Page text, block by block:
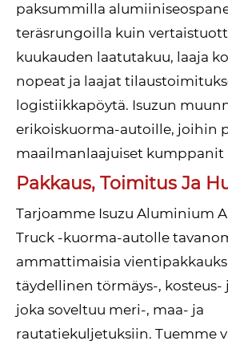
paksummilla
teräsrungoilla kuin
kuukauden laatutakuu, laaja
nopeat ja laajat
logistiikkapöytä. Isuzun
erikoiskuorma-autoille, joihin
maailmanlaajuiset kumppanit
Pakkaus, Toimitus Ja
Tarjoamme Isuzu Aluminium
Truck -kuorma-autolle
ammattimaisia
täydellinen törmäys-, kosteus-
joka soveltuu meri-, maa- ja
rautatiekuljetuksiin. Tuemme